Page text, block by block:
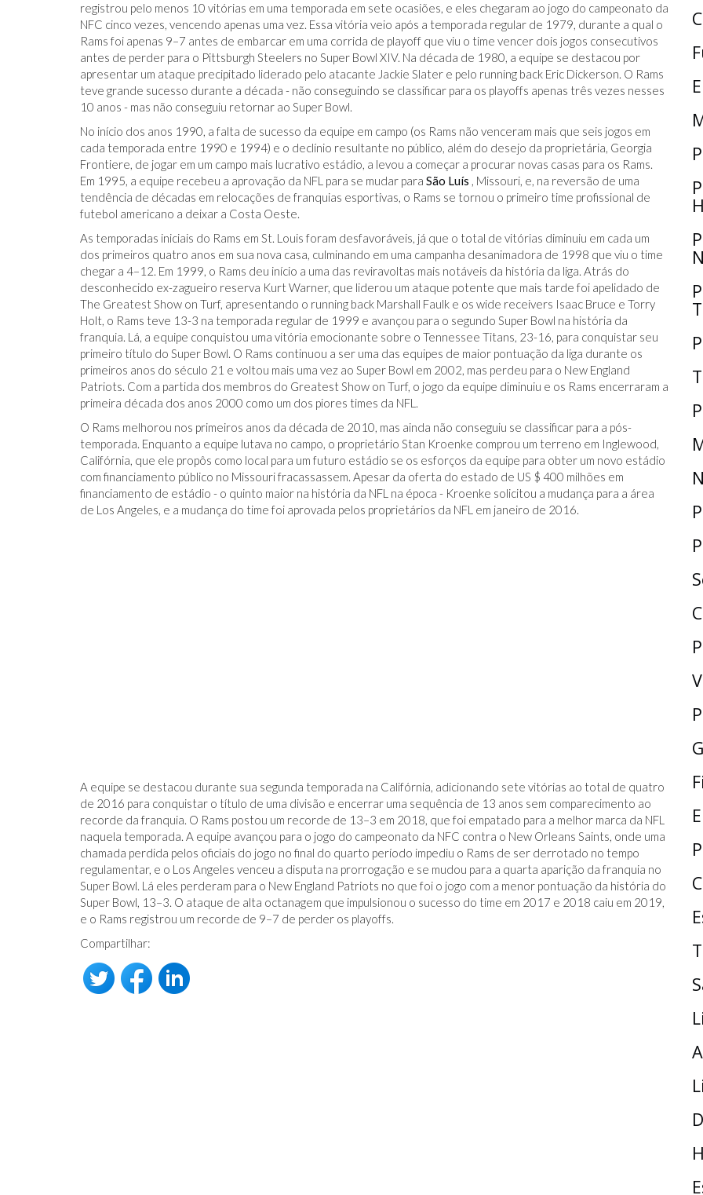
registrou pelo menos 10 vitórias em uma temporada em sete ocasiões, e eles chegaram ao jogo do campeonato da
NFC cinco vezes, vencendo apenas uma vez. Essa vitória veio após a temporada regular de 1979, durante a qual o
Rams foi apenas 9–7 antes de embarcar em uma corrida de playoff que viu o time vencer dois jogos consecutivos
antes de perder para o Pittsburgh Steelers no Super Bowl XIV. Na década de 1980, a equipe se destacou por
apresentar um ataque precipitado liderado pelo atacante Jackie Slater e pelo running back Eric Dickerson. O Rams
teve grande sucesso durante a década - não conseguindo se classificar para os playoffs apenas três vezes nesses
10 anos - mas não conseguiu retornar ao Super Bowl.
No início dos anos 1990, a falta de sucesso da equipe em campo (os Rams não venceram mais que seis jogos em
cada temporada entre 1990 e 1994) e o declínio resultante no público, além do desejo da proprietária, Georgia
Frontiere, de jogar em um campo mais lucrativo estádio, a levou a começar a procurar novas casas para os Rams.
Em 1995, a equipe recebeu a aprovação da NFL para se mudar para São Luís , Missouri, e, na reversão de uma
tendência de décadas em relocações de franquias esportivas, o Rams se tornou o primeiro time profissional de
futebol americano a deixar a Costa Oeste.
As temporadas iniciais do Rams em St. Louis foram desfavoráveis, já que o total de vitórias diminuiu em cada um
dos primeiros quatro anos em sua nova casa, culminando em uma campanha desanimadora de 1998 que viu o time
chegar a 4–12. Em 1999, o Rams deu início a uma das reviravoltas mais notáveis ​​da história da liga. Atrás do
desconhecido ex-zagueiro reserva Kurt Warner, que liderou um ataque potente que mais tarde foi apelidado de
The Greatest Show on Turf, apresentando o running back Marshall Faulk e os wide receivers Isaac Bruce e Torry
Holt, o Rams teve 13-3 na temporada regular de 1999 e avançou para o segundo Super Bowl na história da
franquia. Lá, a equipe conquistou uma vitória emocionante sobre o Tennessee Titans, 23-16, para conquistar seu
primeiro título do Super Bowl. O Rams continuou a ser uma das equipes de maior pontuação da liga durante os
primeiros anos do século 21 e voltou mais uma vez ao Super Bowl em 2002, mas perdeu para o New England
Patriots. Com a partida dos membros do Greatest Show on Turf, o jogo da equipe diminuiu e os Rams encerraram a
primeira década dos anos 2000 como um dos piores times da NFL.
O Rams melhorou nos primeiros anos da década de 2010, mas ainda não conseguiu se classificar para a pós-
temporada. Enquanto a equipe lutava no campo, o proprietário Stan Kroenke comprou um terreno em Inglewood,
Califórnia, que ele propôs como local para um futuro estádio se os esforços da equipe para obter um novo estádio
com financiamento público no Missouri fracassassem. Apesar da oferta do estado de US $ 400 milhões em
financiamento de estádio - o quinto maior na história da NFL na época - Kroenke solicitou a mudança para a área
de Los Angeles, e a mudança do time foi aprovada pelos proprietários da NFL em janeiro de 2016.
A equipe se destacou durante sua segunda temporada na Califórnia, adicionando sete vitórias ao total de quatro
de 2016 para conquistar o título de uma divisão e encerrar uma sequência de 13 anos sem comparecimento ao
recorde da franquia. O Rams postou um recorde de 13–3 em 2018, que foi empatado para a melhor marca da NFL
naquela temporada. A equipe avançou para o jogo do campeonato da NFC contra o New Orleans Saints, onde uma
chamada perdida pelos oficiais do jogo no final do quarto período impediu o Rams de ser derrotado no tempo
regulamentar, e o Los Angeles venceu a disputa na prorrogação e se mudou para a quarta aparição da franquia no
Super Bowl. Lá eles perderam para o New England Patriots no que foi o jogo com a menor pontuação da história do
Super Bowl, 13–3. O ataque de alta octanagem que impulsionou o sucesso do time em 2017 e 2018 caiu em 2019,
e o Rams registrou um recorde de 9–7 de perder os playoffs.
Compartilhar: